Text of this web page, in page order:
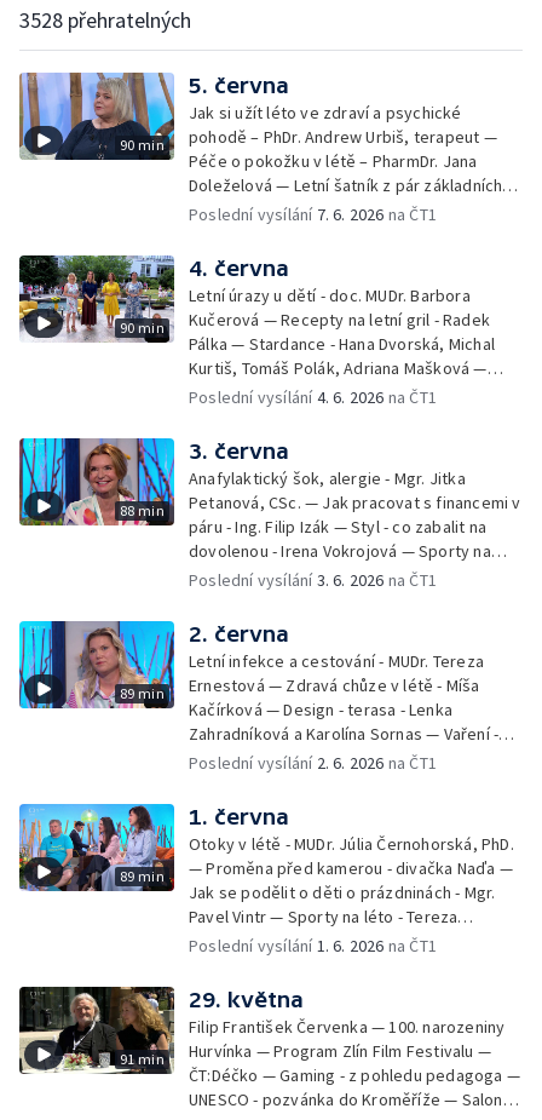
3528 přehratelných
90 min
5. června
Jak si užít léto ve zdraví a psychické
pohodě – PhDr. Andrew Urbiš, terapeut —
Péče o pokožku v létě – PharmDr. Jana
Doleželová — Letní šatník z pár základních
kousků – Luděk Šmehlík, stylista —
slavnosti – Jiří Krhut, hudebník — Vaření:
letní párty s přáteli – Pavla Pavelková —
Festival v ulicích – Petra Hradilová — Muzejní
noc
Poslední vysílání 7. 6. 2026 na ČT1
90 min
4. června
Letní úrazy u dětí - doc. MUDr. Barbora
Kučerová — Recepty na letní gril - Radek
Pálka — Stardance - Hana Dvorská, Michal
Kurtiš, Tomáš Polák, Adriana Mašková —
Debbie — Dětský čin roku — Zooterapie -
Jírová — Patrik Eliáš — Sladké recepty na
léto - Míša Sedláčková
Poslední vysílání4. 6. 2026 na ČT1
88 min
3. června
Anafylaktický šok, alergie - Mgr. Jitka
Petanová, CSc. — Jak pracovat s financemi v
páru - Ing. Filip Izák — Styl - co zabalit na
dovolenou - Irena Vokrojová — Sporty na
léto - paddleboard — Alžběta Jungrová —
Heřmánková, Zdeněk Žák, Josef Vrána
Poslední vysílání3. 6. 2026 na ČT1
89 min
2. června
Letní infekce a cestování - MUDr. Tereza
Ernestová — Zdravá chůze v létě - Míša
Kačírková — Design - terasa - Lenka
Zahradníková a Karolína Sornas — Vaření -
jahody - Simona Machurová — Letní sporty -
— Batohy do školy i na prázdniny - Mirka
Belhová — Pramen - Ivan Ostrochovský
Poslední vysílání 2. 6. 2026 na ČT1
89 min
1. června
Otoky v létě - MUDr. Júlia Černohorská, PhD.
— Proměna před kamerou - divačka Naďa —
Jak se podělit o děti o prázdninách - Mgr.
Pavel Vintr — Sporty na léto - Tereza
Michalová — Černé ovce — Změny v
v Českém ráji - Tomáš Jeřábek, Magdalena
Borová, Eva Váchová
Poslední vysílání1. 6. 2026 na ČT1
91 min
29. května
Filip František Červenka — 100. narozeniny
Hurvínka — Program Zlín Film Festivalu —
ČT:Déčko — Gaming - z pohledu pedagoga —
UNESCO - pozvánka do Kroměříže — Salon